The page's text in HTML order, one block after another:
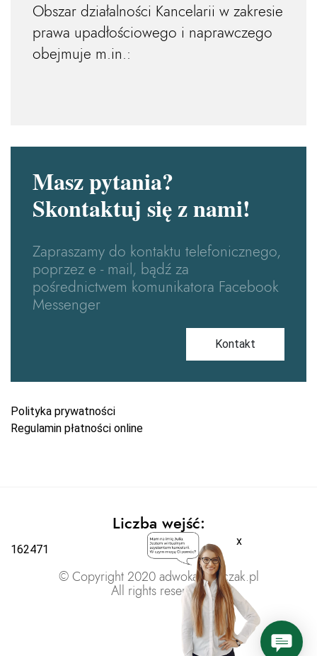
x
Obszar działalności Kancelarii w zakresie
prawa upadłościowego i naprawczego
obejmuje m.in.:
Masz pytania?
Skontaktuj się z nami!
Zapraszamy do kontaktu telefonicznego,
poprzez e - mail, bądź za
pośrednictwem komunikatora Facebook
Messenger
Kontakt
Polityka prywatności
Regulamin płatności online
Liczba wejść:
162471
© Copyright 2020 adwokatratajczak.pl
All rights reserved